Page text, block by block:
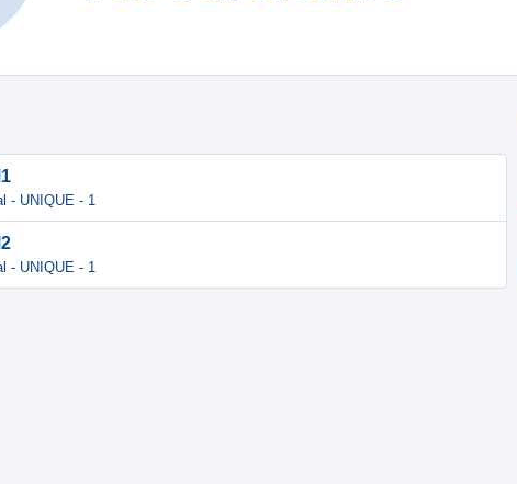
- UNIQUE - 1
- UNIQUE - 1